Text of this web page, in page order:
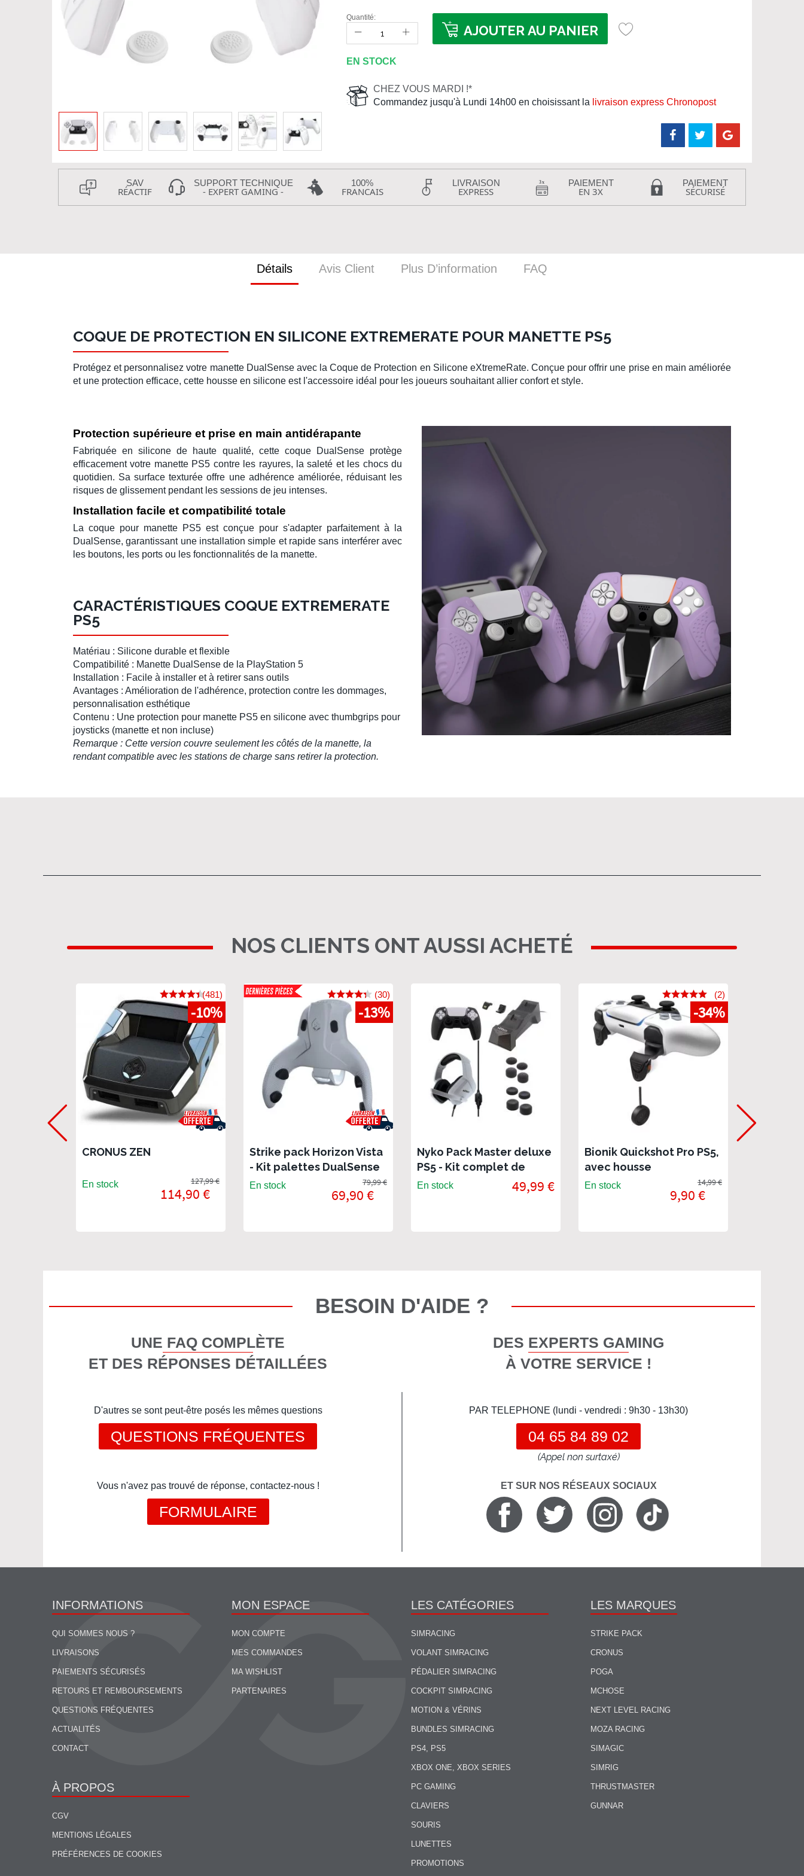
Quantité:
AJOUTER AU PANIER
EN STOCK
CHEZ VOUS MARDI !*
Commandez jusqu'à Lundi 14h00 en choisissant la livraison express Chronopost
SAV
RÉACTIF
SUPPORT TECHNIQUE
- EXPERT GAMING -
100%
FRANCAIS
LIVRAISON
EXPRESS
PAIEMENT
EN 3X
PAIEMENT
SÉCURISÉ
Détails
COQUE DE PROTECTION EN SILICONE EXTREMERATE POUR MANETTE PS5
Protégez et personnalisez votre manette DualSenseavec laCoque de Protection en Silicone eXtremeRate. Conçue pour offrir une prise en main améliorée
et une protection efficace, cette housse en silicone est l'accessoire idéal pour les joueurs souhaitant allier confort et style.
Protection supérieure et prise en main antidérapante
Fabriquée en silicone de haute qualité, cette coque DualSenseprotège
efficacement votre manette PS5 contre les rayures, la saleté et les chocs du
quotidien. Sa surface texturée offre une adhérence améliorée, réduisant les
risques de glissement pendant les sessions de jeu intenses.
Installation facile et compatibilité totale
La coque pour manette PS5 est conçue pour s'adapter parfaitement à la
DualSense, garantissant une installation simple et rapide sans interférer avec
les boutons, les ports ou les fonctionnalités de la manette.
CARACTÉRISTIQUES COQUE EXTREMERATE
PS5
Matériau : Silicone durable et flexible
Compatibilité : Manette DualSense de la PlayStation 5
Installation : Facile à installer et à retirer sans outils
Avantages : Amélioration de l'adhérence, protection contre les dommages,
personnalisation esthétique
Contenu : Une protection pour manette PS5 en silicone avec thumbgrips pour
joysticks (manette et non incluse)
Remarque : Cette version couvre seulement les côtés de la manette, la
rendant compatible avec les stations de charge sans retirer la protection.
Avis Client Plus D’information FAQ
NOS CLIENTS ONT AUSSI ACHETÉ
-10%
CRONUS ZEN
(481)
En stock
114,90 €
127,99 €
-13%
Strike pack Horizon Vista
- Kit palettes DualSense
pour PS5 et PC
(30)
En stock
69,90 €
79,99 €
Nyko Pack Master deluxe
PS5 - Kit complet de
démarrage pour
En stock 49,99 €
-34%
Bionik Quickshot Pro PS5,
avec housse
(2)
En stock
9,90 €
14,99 €
BESOIN D'AIDE ?
UNE FAQ COMPLÈTE
ET DES RÉPONSES DÉTAILLÉES
D'autres se sont peut-être posés les mêmes questions
QUESTIONS FRÉQUENTES
Vous n'avez pas trouvé de réponse, contactez-nous !
FORMULAIRE
DES EXPERTS GAMING
À VOTRE SERVICE !
PAR TELEPHONE (lundi - vendredi : 9h30 - 13h30)
04 65 84 89 02
(Appel non surtaxé)
ET SUR NOS RÉSEAUX SOCIAUX
INFORMATIONS
QUI SOMMES NOUS ?
LIVRAISONS
PAIEMENTS SÉCURISÉS
RETOURS ET REMBOURSEMENTS
QUESTIONS FRÉQUENTES
ACTUALITÉS
CONTACT
À PROPOS
CGV
MENTIONS LÉGALES
PRÉFÉRENCES DE COOKIES
MON ESPACE
MON COMPTE
MES COMMANDES
MA WISHLIST
PARTENAIRES
LES CATÉGORIES
SIMRACING
VOLANT SIMRACING
PÉDALIER SIMRACING
COCKPIT SIMRACING
MOTION & VÉRINS
BUNDLES SIMRACING
PS4, PS5
XBOX ONE, XBOX SERIES
PC GAMING
CLAVIERS
SOURIS
LUNETTES
PROMOTIONS
LES MARQUES
STRIKE PACK
CRONUS
POGA
MCHOSE
NEXT LEVEL RACING
MOZA RACING
SIMAGIC
SIMRIG
THRUSTMASTER
GUNNAR